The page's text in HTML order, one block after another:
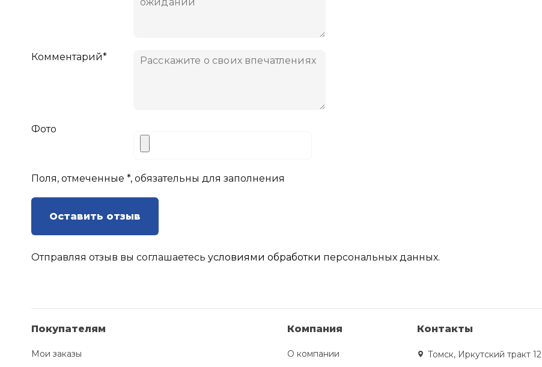
Комментарий*
Фото
Поля, отмеченные *, обязательны для заполнения
Оставить отзыв
Отправляя отзыв вы соглашаетесь условиями обработки персональных данных.
Покупателям
Мои заказы
Компания
О компании
Контакты
Томск, Иркутский тракт 12